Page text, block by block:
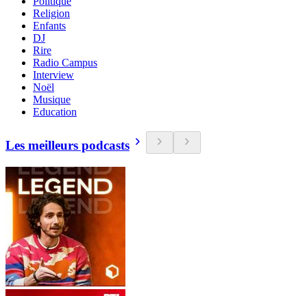
Religion
Enfants
DJ
Rire
Radio Campus
Interview
Noël
Musique
Education
Les meilleurs podcasts